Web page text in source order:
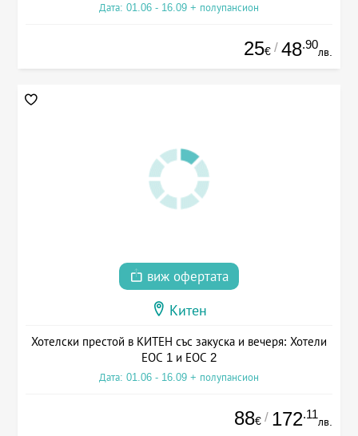
Дата: 01.06 - 16.09 + полупансион
25€ / 48.90
лв.
виж офертата
Китен
Хотелски престой в КИТЕН със закуска и вечеря: Хотели
ЕОС 1 и ЕОС 2
Дата: 01.06 - 16.09 + полупансион
88€ / 172.11
лв.